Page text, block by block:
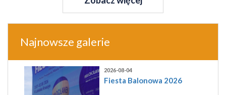
Najnowsze galerie
2026-08-04
Fiesta Balonowa 2026